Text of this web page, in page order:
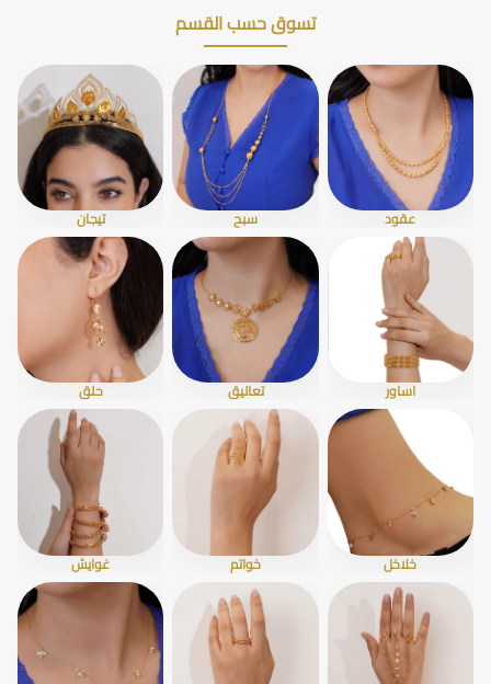
تسوق حسب القسم
عقود سبح تيجان
اساور تعاليق حلق
خلاخل خواتم غوايش